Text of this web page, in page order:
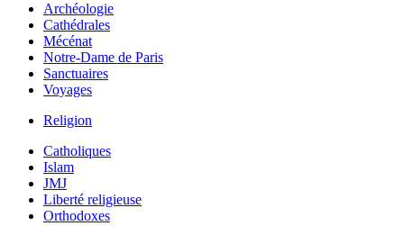
Archéologie
Cathédrales
Mécénat
Notre-Dame de Paris
Sanctuaires
Voyages
Religion
Catholiques
Islam
JMJ
Liberté religieuse
Orthodoxes